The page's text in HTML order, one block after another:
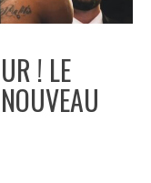
! LE